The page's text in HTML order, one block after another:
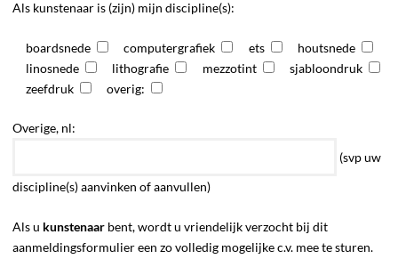
Als kunstenaar is (zijn) mijn discipline(s):
boardsnede computergrafiek ets
houtsnede
linosnede
lithografie mezzotint
sjabloondruk
zeefdruk
overig:
Overige, nl:
(svp uw
discipline(s) aanvinken of aanvullen)
Als u kunstenaar bent, wordt u vriendelijk verzocht bij dit
aanmeldingsformulier een zo volledig mogelijke c.v. mee te sturen.